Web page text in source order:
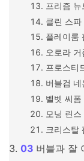
프리즘 뉴
클린 스파
플레이룸
오로라 거
프로스티
버블검 네
벨벳 씨폼
모닝 린스
크리스탈
버블과 잘